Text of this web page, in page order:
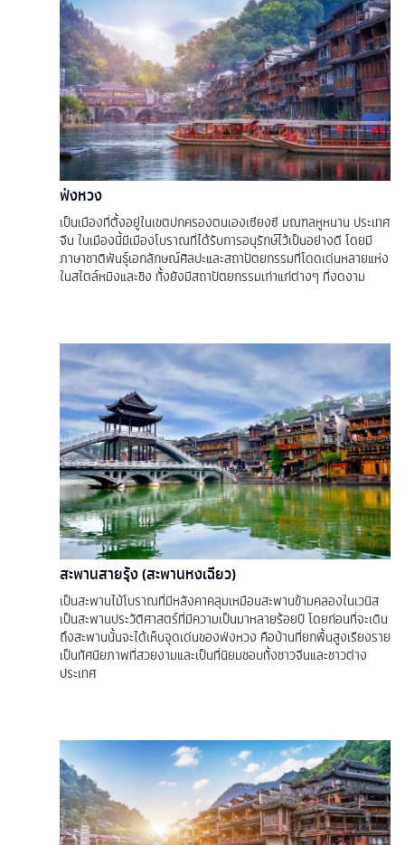
ฟ่งหวง
เป็นเมืองที่ตั้งอยู่ในเขตปกครองตนเองเซียงซี มณฑลหูหนาน ประเทศ
จีน ในเมืองนี้มีเมืองโบราณที่ได้รับการอนุรักษ์ไว้เป็นอย่างดี โดยมี
ภาษาชาติพันธุ์เอกลักษณ์ศิลปะและสถาปัตยกรรมที่โดดเด่นหลายแห่ง
ในสไตล์หมิงและชิง ทั้งยังมีสถาปัตยกรรมเก่าแก่ต่างๆ ที่งดงาม
สะพานสายรุ้ง (สะพานหงเฉียว)
เป็นสะพานไม้โบราณที่มีหลังคาคลุมเหมือนสะพานข้ามคลองในเวนิส
เป็นสะพานประวัติศาสตร์ที่มีความเป็นมาหลายร้อยปี โดยก่อนที่จะเดิน
ถึงสะพานนั้นจะได้เห็นจุดเด่นของฟ่งหวง คือบ้านที่ยกพื้นสูงเรียงราย
เป็นทัศนียภาพที่สวยงามและเป็นที่นิยมชอบทั้งชาวจีนและชาวต่าง
ประเทศ